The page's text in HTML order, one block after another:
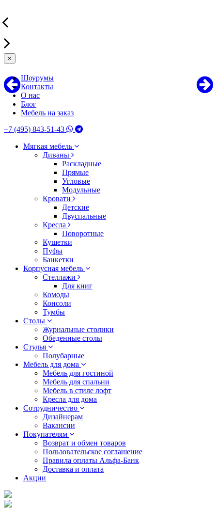
×
Шоурумы
Контакты
О нас
Блог
Мебель на заказ
+7 (495) 843-51-43
Мягкая мебель
Диваны
Раскладные
Прямые
Угловые
Модульные
Кровати
Детские
Двуспальные
Кресла
Поворотные
Кушетки
Пуфы
Банкетки
Корпусная мебель
Стеллажи
Для книг
Комоды
Консоли
Тумбы
Столы
Журнальные столики
Обеденные столы
Стулья
Полубарные
Мебель для дома
Мебель для гостиной
Мебель для спальни
Мебель в стиле лофт
Кресла для дома
Сотрудничество
Дизайнерам
Вакансии
Покупателям
Возврат и обмен товаров
Пользовательское соглашение
Правила оплаты Альфа-Банк
Доставка и оплата
Акции